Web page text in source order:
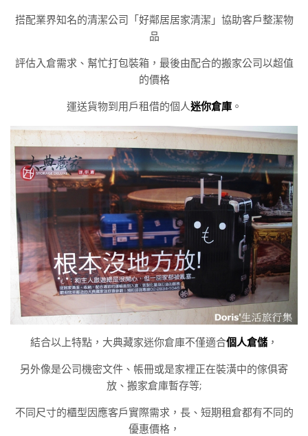
搭配業界知名的清潔公司「好鄰居居家清潔」協助客戶整潔物
品
評估入倉需求、幫忙打包裝箱，最後由配合的搬家公司以超值
的價格
運送貨物到用戶租借的個人迷你倉庫。
結合以上特點，大典藏家迷你倉庫不僅適合個人倉儲 ，
另外像是公司機密文件、帳冊或是家裡正在裝潢中的傢俱寄
放、搬家倉庫暫存等;
不同尺寸的櫃型因應客戶實際需求，長、短期租倉都有不同的
優惠價格，